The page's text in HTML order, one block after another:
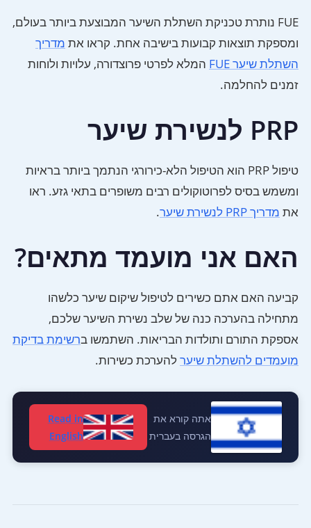
FUE נותרת טכניקת השתלת השיער המבוצעת ביותר בעולם,
ומספקת תוצאות קבועות בישיבה אחת. קראו את מדריך
השתלת שיער FUE
המלא לפרטי פרוצדורה, עלויות ולוחות
זמנים להחלמה.
PRP לנשירת שיער
טיפול PRP הוא הטיפול הלא-כירורגי הנתמך ביותר בראיות
ומשמש בסיס לפרוטוקולים רבים משופרים בתאי גזע. ראו
את מדריך PRP לנשירת שיער .
האם אני מועמד מתאים?
קביעה האם אתם כשירים לטיפול שיקום שיער כלשהו
מתחילה בהערכה כנה של שלב נשירת השיער שלכם,
אספקת התורם ותולדות הבריאות. השתמשו ברשימת בדיקת
מועמדים להשתלת שיערלהערכת כשירות.
אתה קורא את
הגרסה בעברית
Read in
English